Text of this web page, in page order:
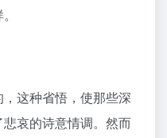
这种省悟，使那些深
哀的诗意情调。然而